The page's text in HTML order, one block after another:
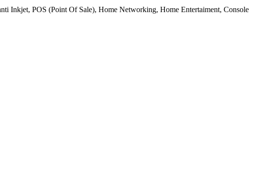
Inkjet, POS (Point Of Sale), Home Networking, Home Entertaiment, Console